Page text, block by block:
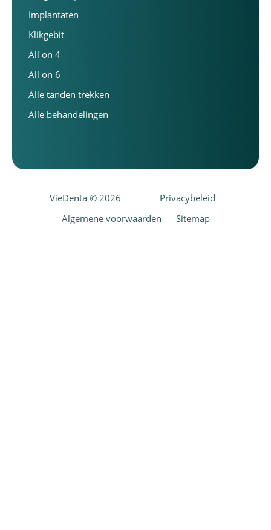
Implantaten
Klikgebit
All on 4
All on 6
Alle tanden trekken
Alle behandelingen
VieDenta © 2026
Privacybeleid
Algemene voorwaarden
Sitemap